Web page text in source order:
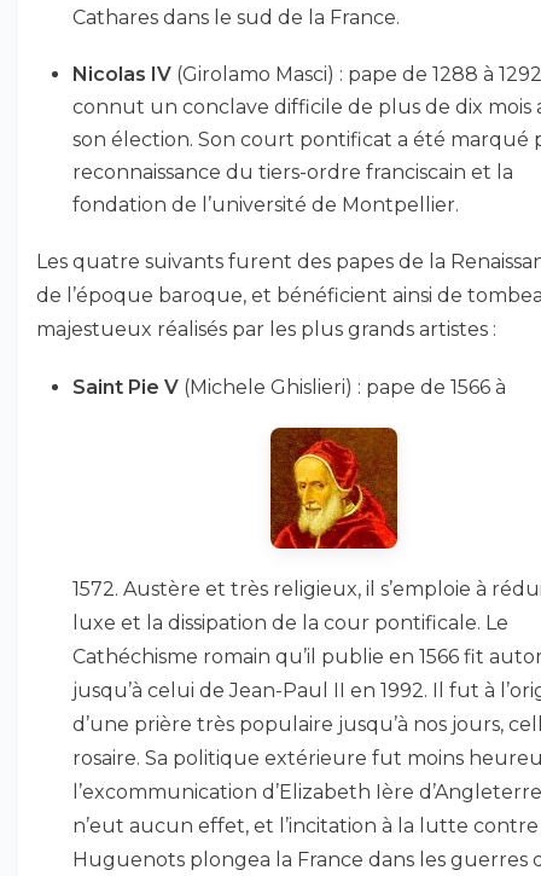
Cathares dans le sud de la France.
Nicolas IV (Girolamo Masci) : pape de 1288 à
connut un conclave difficile de plus de dix mois
son élection. Son court pontificat a été marqué
reconnaissance du tiers-ordre franciscain et la
fondation de l’université de Montpellier.
Les quatre suivants furent des papes de la
de l’époque baroque, et bénéficient ainsi de
majestueux réalisés par les plus grands artistes :
Saint Pie V (Michele Ghislieri) : pape de 1566 à
1572. Austère et très religieux, il s’emploie à
luxe et la dissipation de la cour pontificale. Le
Cathéchisme romain qu’il publie en 1566 fit
jusqu’à celui de Jean-Paul II en 1992. Il fut à
d’une prière très populaire jusqu’à nos jours,
rosaire. Sa politique extérieure fut moins
l’excommunication d’Elizabeth Ière d’Angleterre
n’eut aucun effet, et l’incitation à la lutte contre
Huguenots plongea la France dans les guerres